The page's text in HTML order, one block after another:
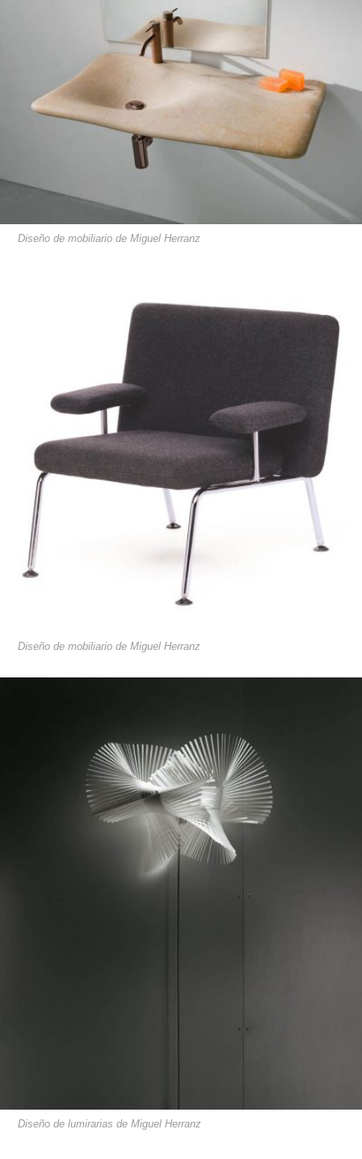
Diseño de mobiliario de Miguel Herranz
Diseño de mobiliario de Miguel Herranz
Diseño de lumirarias de Miguel Herranz